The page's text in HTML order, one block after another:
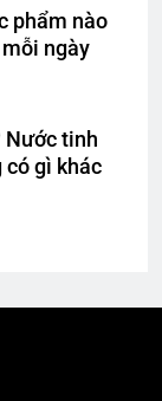
phẩm nào
ngày
Nước tinh
có gì khác